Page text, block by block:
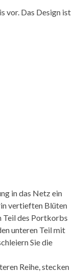
vor. Das Design ist
in das Netz ein
vertieften Blüten
Teil des Portkorbs
unteren Teil mit
Sie die
Reihe, stecken